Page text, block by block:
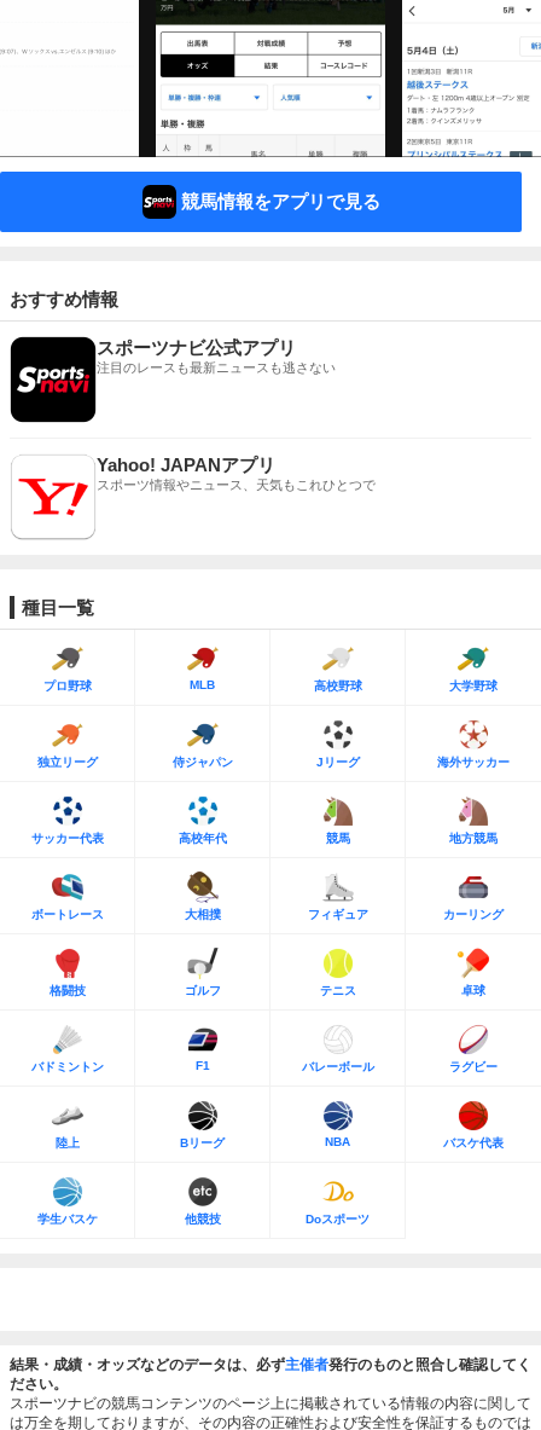
競馬情報をアプリで見る
おすすめ情報
スポーツナビ公式アプリ
注目のレースも最新ニュースも逃さない
Yahoo! JAPANアプリ
スポーツ情報やニュース、天気もこれひとつで
種目一覧
プロ野球 MLB 高校野球 大学野球
独立リーグ 侍ジャパン Jリーグ 海外サッカー
サッカー代表 高校年代 競馬 地方競馬
ボートレース 大相撲 フィギュア カーリング
格闘技 ゴルフ テニス 卓球
バドミントン F1 バレーボール ラグビー
陸上 Bリーグ NBA バスケ代表
学生バスケ 他競技 Doスポーツ
結果・成績・オッズなどのデータは、必ず主催者発行のものと照合し確認してく
ださい。
スポーツナビの競馬コンテンツのページ上に掲載されている情報の内容に関して
は万全を期しておりますが、その内容の正確性および安全性を保証するものでは